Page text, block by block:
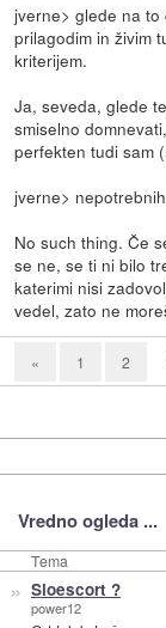
jverne> glede na
prilagodim in živim
kriterijem.
Ja, seveda, glede
smiselno
perfekten tudi sam
jverne>
No such thing. Če
se ne, se ti ni bilo
katerimi nisi
vedel, zato ne
« 1 2
Vredno ogleda ...
Tema
» Sloescort ?
power12